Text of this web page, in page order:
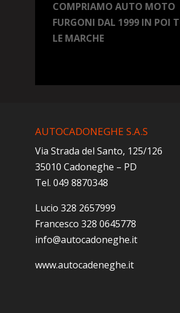
COMPRIAMO AUTO MOTO
FURGONI DAL 1999 IN POI
LE MARCHE
AUTOCADONEGHE S.A.S
Via Strada del Santo, 125/126
35010 Cadoneghe – PD
Tel. 049 8870348
Lucio 328 2657999
Francesco 328 0645778
info@autocadoneghe.it
www.autocadeneghe.it